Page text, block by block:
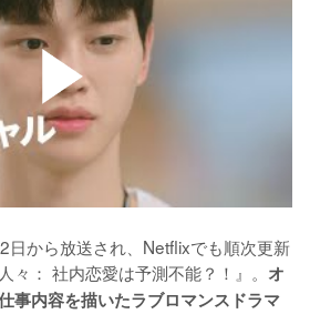
から放送され、Netflixでも順次更新
々： 社内恋愛は予測不能？！』。 オ
事内容を描いたラブロマンスドラマ